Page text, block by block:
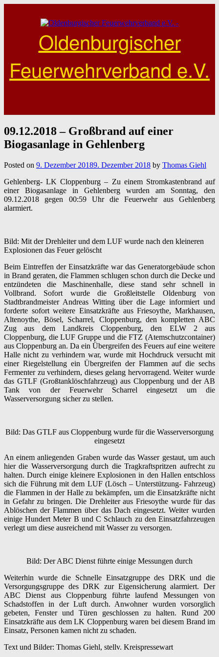
Oldenburgischer
Feuerwehrverband e.V.
09.12.2018 – Großbrand auf einer
Biogasanlage in Gehlenberg
Posted on 9. Dezember 20189. Dezember 2018 by Thomas Giehl
Gehlenberg- LK Cloppenburg – Zu einem Stromkastenbrand auf
einer Biogasanlage in Gehlenberg wurden am Sonntag, den
09.12.2018 gegen 00:59 Uhr die Feuerwehr aus Gehlenberg
alarmiert.
Bild: Mit der Drehleiter und dem LUF wurde nach den kleineren
Explosionen das Feuer gelöscht
Beim Eintreffen der Einsatzkräfte war das Generatorgebäude schon
in Brand geraten, die Flammen schlugen schon durch die Decke und
entzündeten die Maschinenhalle, diese stand sehr schnell in
Vollbrand. Sofort wurde die Großleitstelle Oldenburg von
Stadtbrandmeister Andreas Witting über die Lage informiert und
forderte sofort weitere Einsatzkräfte aus Friesoythe, Markhausen,
Altenoythe, Bösel, Scharrel, Cloppenburg, den kompletten ABC
Zug aus dem Landkreis Cloppenburg, den ELW 2 aus
Cloppenburg, die LUF Gruppe und die FTZ (Atemschutzcontainer)
aus Cloppenburg an. Da ein Übergreifen des Feuers auf eine weitere
Halle nicht zu verhindern war, wurde mit Hochdruck versucht mit
einer Riegelstellung ein Übergreifen der Flammen auf die sechs
Fermenter zu verhindern, dieses gelang hervorragend. Weiter wurde
das GTLF (Großtanklöschfahrzeug) aus Cloppenburg und der AB
Tank von der Feuerwehr Scharrel eingesetzt um die
Wasserversorgung sicher zu stellen.
Bild: Das GTLF aus Cloppenburg wurde für die Wasserversorgung
eingesetzt
An einem anliegenden Graben wurde das Wasser gestaut, um auch
hier die Wasserversorgung durch die Tragkraftspritzen aufrecht zu
halten. Durch einige kleinere Explosionen in den Hallen entschloss
sich die Führung mit dem LUF (Lösch – Unterstützung- Fahrzeug)
die Flammen in der Halle zu bekämpfen, um die Einsatzkräfte nicht
in Gefahr zu bringen. Die Drehleiter aus Friesoythe wurde für das
Ablöschen der Flammen über das Dach eingesetzt. Weiter wurden
einige Hundert Meter B und C Schlauch zu den Einsatzfahrzeugen
verlegt um diese ausreichend mit Wasser zu versorgen.
Bild: Der ABC Dienst führte einige Messungen durch
Weiterhin wurde die Schnelle Einsatzgruppe des DRK und die
Versorgungsgruppe des DRK zur Eigensicherung alarmiert. Der
ABC Dienst aus Cloppenburg führte laufend Messungen von
Schadstoffen in der Luft durch. Anwohner wurden vorsorglich
gebeten, Fenster und Türen geschlossen zu halten. Rund 200
Einsatzkräfte aus dem LK Cloppenburg waren bei diesem Brand im
Einsatz, Personen kamen nicht zu schaden.
Text und Bilder: Thomas Giehl, stellv. Kreispressewart